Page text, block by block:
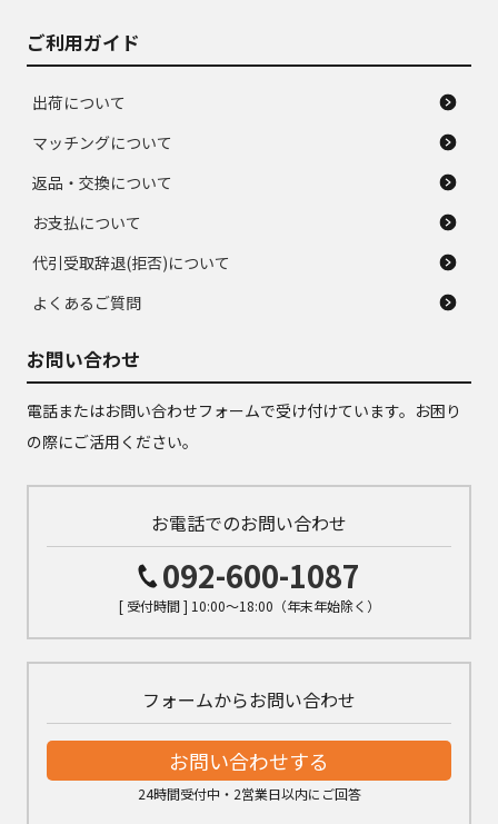
ご利用ガイド
出荷について
マッチングについて
返品・交換について
お支払について
代引受取辞退(拒否)について
よくあるご質問
お問い合わせ
電話またはお問い合わせフォームで受け付けています。お困り
の際にご活用ください。
お電話でのお問い合わせ
092-600-1087
[ 受付時間 ] 10:00～18:00（年末年始除く）
フォームからお問い合わせ
お問い合わせする
24時間受付中・2営業日以内にご回答